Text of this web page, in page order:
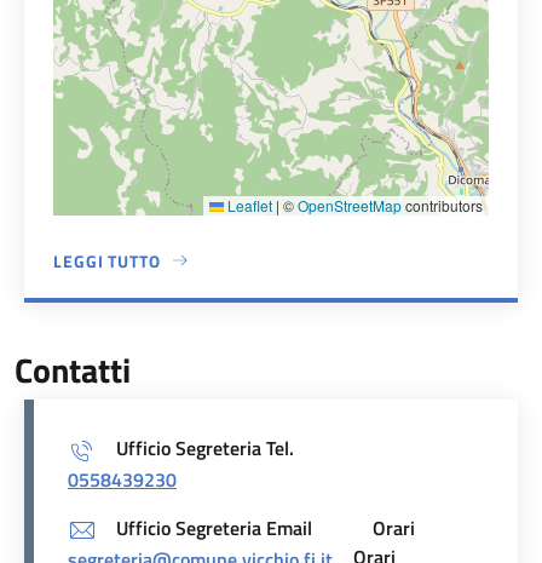
Leaflet | ©OpenStreetMapcontributors
LEGGI TUTTO
A PROPOSITO DI MUNICIPIO
Contatti
Ufficio Segreteria Tel.
0558439230
Ufficio Segreteria Email
Orari
Orari